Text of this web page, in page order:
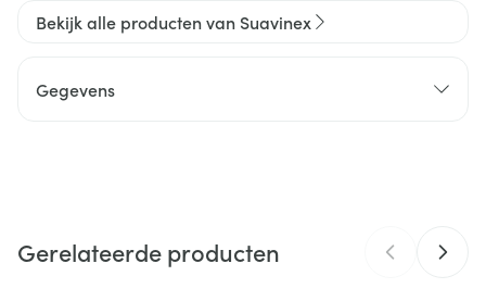
Bekijk alle producten van Suavinex
Gegevens
Merken Suavinex
Gerelateerde producten